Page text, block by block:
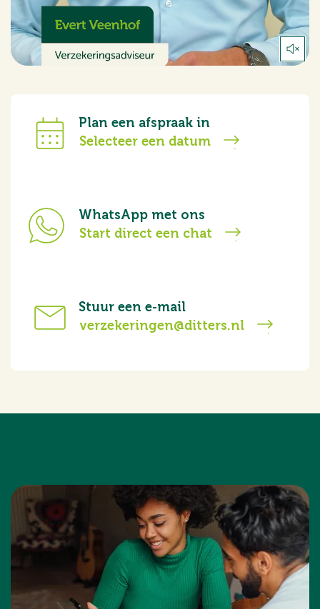
Plan een afspraak in
Selecteer een datum
WhatsApp met ons
Start direct een chat
Stuur een e-mail
verzekeringen@ditters.nl